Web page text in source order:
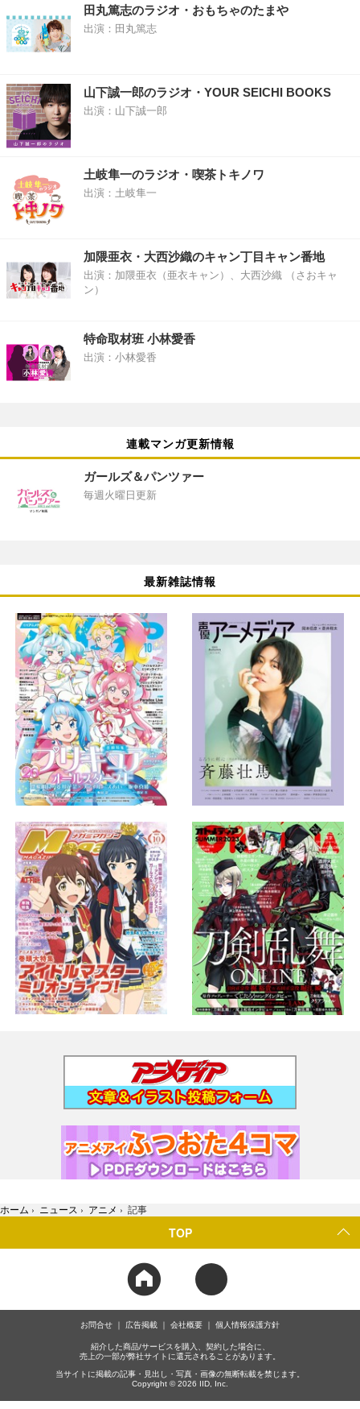
田丸篤志のラジオ・おもちゃのたまや
出演：田丸篤志
山下誠一郎のラジオ・YOUR SEICHI BOOKS
出演：山下誠一郎
土岐隼一のラジオ・喫茶トキノワ
出演：土岐隼一
加隈亜衣・大西沙織のキャン丁目キャン番地
出演：加隈亜衣（亜衣キャン）、大西沙織 （さおキャ
ン）
特命取材班 小林愛香
出演：小林愛香
連載マンガ更新情報
ガールズ＆パンツァー
毎週火曜日更新
最新雑誌情報
ホーム › ニュース › アニメ › 記事
TOP
お問合せ 広告掲載 会社概要 個人情報保護方針
紹介した商品/サービスを購入、契約した場合に、
売上の一部が弊社サイトに還元されることがあります。
当サイトに掲載の記事・見出し・写真・画像の無断転載を禁じます。
Copyright © 2026 IID, Inc.